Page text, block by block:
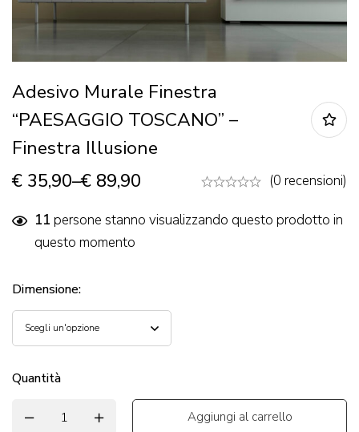
Adesivo Murale Finestra
“PAESAGGIO TOSCANO” –
Finestra Illusione
€ 35,90–€ 89,90 (0 recensioni)
11 persone stanno visualizzando questo prodotto in
questo momento
Dimensione:
Quantità
Aggiungi al carrello